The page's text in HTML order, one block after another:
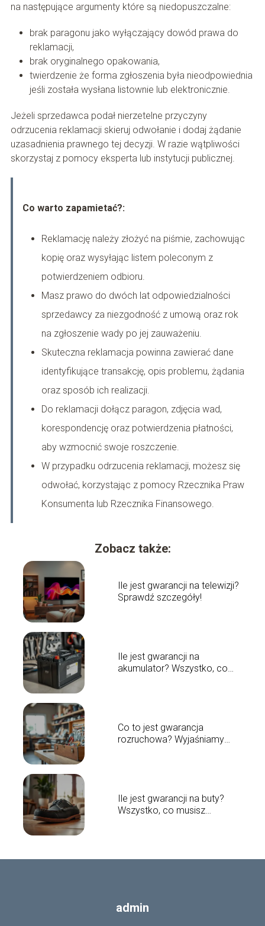
na następujące argumenty które są niedopuszczalne:
brak paragonu jako wyłączający dowód prawa do
reklamacji,
brak oryginalnego opakowania,
twierdzenie że forma zgłoszenia była nieodpowiednia
jeśli została wysłana listownie lub elektronicznie.
Jeżeli sprzedawca podał nierzetelne przyczyny
odrzucenia reklamacji skieruj odwołanie i dodaj żądanie
uzasadnienia prawnego tej decyzji. W razie wątpliwości
skorzystaj z pomocy eksperta lub instytucji publicznej.
Co warto zapamietać?:
Reklamację należy złożyć na piśmie, zachowując
kopię oraz wysyłając listem poleconym z
potwierdzeniem odbioru.
Masz prawo do dwóch lat odpowiedzialności
sprzedawcy za niezgodność z umową oraz rok
na zgłoszenie wady po jej zauważeniu.
Skuteczna reklamacja powinna zawierać dane
identyfikujące transakcję, opis problemu, żądania
oraz sposób ich realizacji.
Do reklamacji dołącz paragon, zdjęcia wad,
korespondencję oraz potwierdzenia płatności,
aby wzmocnić swoje roszczenie.
W przypadku odrzucenia reklamacji, możesz się
odwołać, korzystając z pomocy Rzecznika Praw
Konsumenta lub Rzecznika Finansowego.
Zobacz także:
Ile jest gwarancji na telewizji?
Sprawdź szczegóły!
Ile jest gwarancji na
akumulator? Wszystko, co
Co to jest gwarancja
rozruchowa? Wyjaśniamy
Ile jest gwarancji na buty?
Wszystko, co musisz
admin